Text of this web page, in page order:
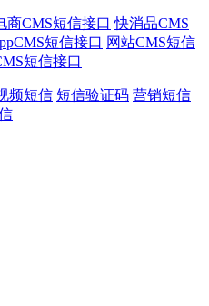
商CMS短信接口 快消品CMS
短信接口 网站CMS短信
短信接口
频短信 短信验证码 营销短信